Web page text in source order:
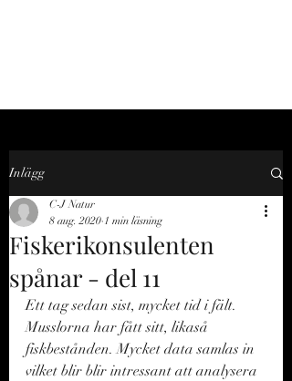
Inlägg
Fiskerikonsulenten
spånar - del 11
C-J Natur
8 aug. 2020 1 min läsning
Ett tag sedan sist, mycket tid i fält.
Musslorna har fått sitt, likaså
fiskbestånden. Mycket data samlas in
vilket blir blir intressant att analysera